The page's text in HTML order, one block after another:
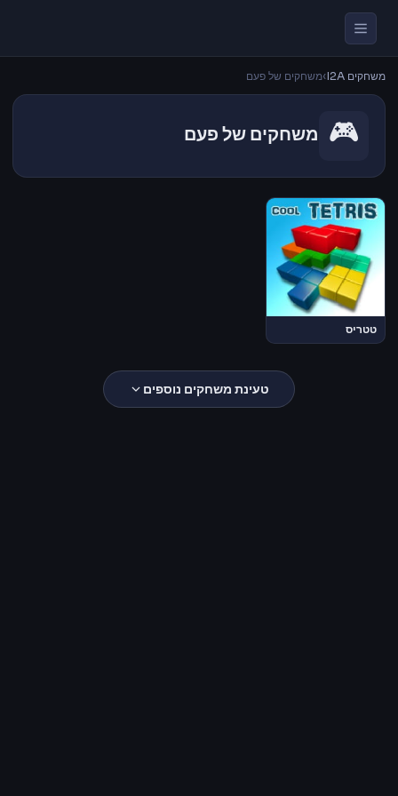
משחקים I2A ›משחקים של פעם
🎮 משחקים של פעם
טטריס
טעינת משחקים נוספים